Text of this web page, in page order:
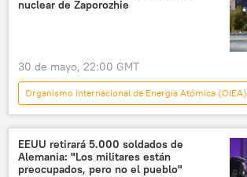
nuclear de Zaporozhie
30 de mayo, 22:00 GMT
Organismo Internacional de Energía Atómica (OIEA)
Internacional
Rafael Grossi
Zaporozhie
EEUU retirará 5.000 soldados de
Alemania: "Los militares están
preocupados, pero no el pueblo"